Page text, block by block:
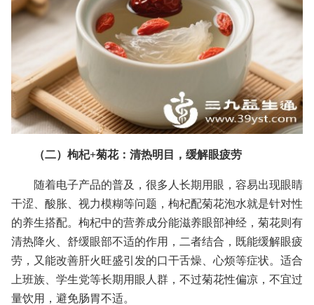
（二）枸杞+菊花：清热明目，缓解眼疲劳
随着电子产品的普及，很多人长期用眼，容易出现眼睛
干涩、酸胀、视力模糊等问题，枸杞配菊花泡水就是针对性
的养生搭配。枸杞中的营养成分能滋养眼部神经，菊花则有
清热降火、舒缓眼部不适的作用，二者结合，既能缓解眼疲
劳，又能改善肝火旺盛引发的口干舌燥、心烦等症状。适合
上班族、学生党等长期用眼人群，不过菊花性偏凉，不宜过
量饮用，避免肠胃不适。